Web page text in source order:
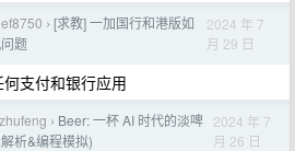
› [求教] 一加国行和港版如
题
2024 年 7
月 29 日
支付和银行应用
› Beer: 一杯 AI 时代的淡啤
析&编程模拟)
2024 年 7
月 26 日